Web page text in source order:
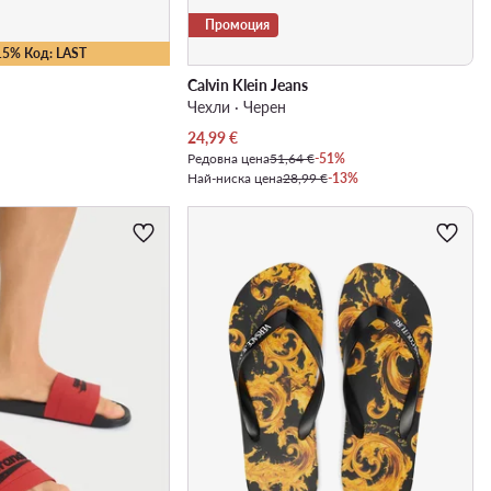
Код: LAST
Промоция
Calvin Klein Jeans
Чехли · Черен
Актуална цена
24,99€
Редовна цена51,64 €-51%
Най-ниска цена28,99 €-13%